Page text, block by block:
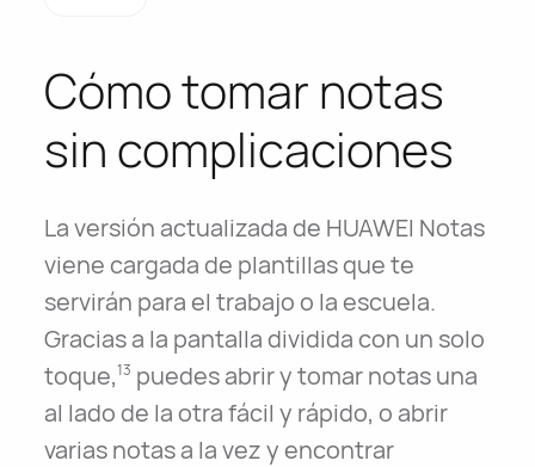
Cómo tomar notas
sin complicaciones
La versión actualizada de HUAWEI Notas
viene cargada de plantillas que te
servirán para el trabajo o la escuela.
Gracias a la pantalla dividida con un solo
toque,13 puedes abrir y tomar notas una
al lado de la otra fácil y rápido, o abrir
varias notas a la vez y encontrar